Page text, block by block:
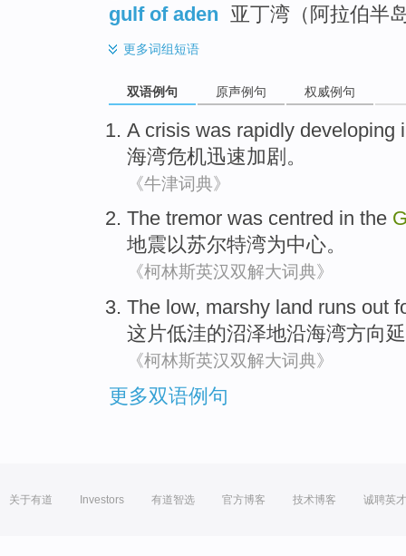
gulf of aden 亚丁湾（阿拉伯半
更多词组短语
双语例句 原声例句 权威例句
A crisis was rapidly developing
海湾危机迅速加剧。
《牛津词典》
The tremor was centred in the
地震以苏尔特湾为中心。
《柯林斯英汉双解大词典》
The low, marshy land runs out
这片低洼的沼泽地沿海湾方向
《柯林斯英汉双解大词典》
更多双语例句
关于有道 Investors 有道智选 官方博客 技术博客 诚聘英才